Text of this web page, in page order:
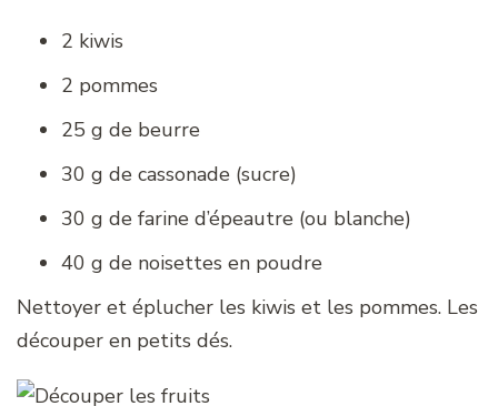
2 kiwis
2 pommes
25 g de beurre
30 g de cassonade (sucre)
30 g de farine d’épeautre (ou blanche)
40 g de noisettes en poudre
Nettoyer et éplucher les kiwis et les pommes. Les
découper en petits dés.